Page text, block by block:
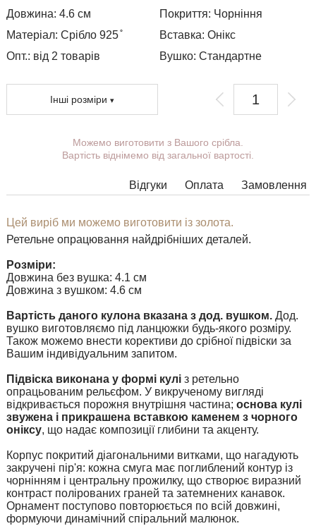
Довжина: 4.6 см
Покриття: Чорніння
Матеріал: Срібло 925 ̊
Вставка: Онікс
Опт.: від 2 товарів
Вушко:Стандартне
Інші розміри
Ви можете вибрати покриття, вушко.
Додаткові побажання можете вказати у коментарі під час
У деяких моделях підвісок немає можливості розширити
менеджери зв'яжуться з Вами.
Будь-яку підвіску можна доповнити вушком потрібного
Можемо виготовити з Вашого срібла.
Вартість віднімемо від загальної вартості.
Відгуки Замовлення
Оплата
Цей виріб ми можемо виготовити із золота.
Ретельне опрацювання найдрібніших деталей.
Розміри:
Довжина без вушка: 4.1 см
Довжина з вушком: 4.6 см
Вартість даного кулона вказана з дод. вушком. Дод.
вушко виготовляємо під ланцюжки будь-якого розміру.
Також можемо внести корективи до срібної підвіски за
Вашим індивідуальним запитом.
Підвіска виконана у формі кулі з ретельно
опрацьованим рельєфом. У викрученому вигляді
відкривається порожня внутрішня частина; основа кулі
звужена і прикрашена вставкою каменем з чорного
оніксу, що надає композиції глибини та акценту.
Корпус покритий діагональними витками, що нагадують
закручені пір'я: кожна смуга має поглиблений контур із
чорнінням і центральну прожилку, що створює виразний
контраст полірованих граней та затемнених канавок.
Орнамент поступово повторюється по всій довжині,
формуючи динамічний спіральний малюнок.